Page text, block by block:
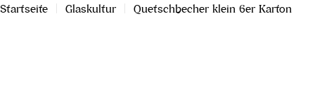
Startseite Glaskultur Quetschbecher klein 6er Karton